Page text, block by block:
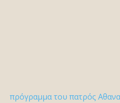
πρόγραμμα του πατρός